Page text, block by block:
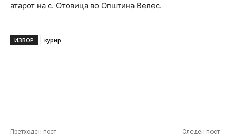
атарот на с. Отовица во Општина Велес.
ИЗВОР курир
Претходен пост Следен пост